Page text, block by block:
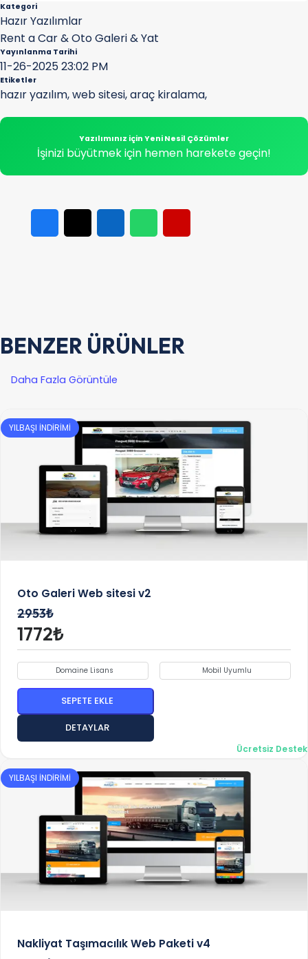
Kategori
Hazır Yazılımlar
Rent a Car & Oto Galeri & Yat
Yayınlanma Tarihi
11-26-2025 23:02 PM
Etiketler
hazır yazılım,web sitesi,araç kiralama,
Yazılımınız için Yeni Nesil Çözümler
İşinizi büyütmek için hemen harekete geçin!
BENZER ÜRÜNLER
Daha Fazla Görüntüle
YILBAŞI İNDİRİMİ
Oto Galeri Web sitesi v2
2953₺
1772₺
Ücretsiz Destek
Domaine Lisans Mobil Uyumlu
SEPETE EKLE
DETAYLAR
YILBAŞI İNDİRİMİ
Nakliyat Taşımacılık Web Paketi v4